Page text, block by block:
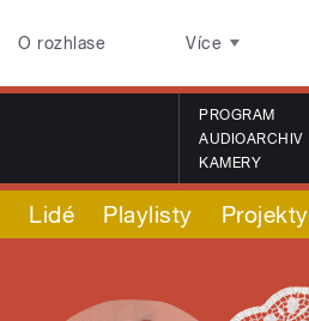
O rozhlase Více
PROGRAM
AUDIOARCHIV
KAMERY
Lidé Playlisty Projekty